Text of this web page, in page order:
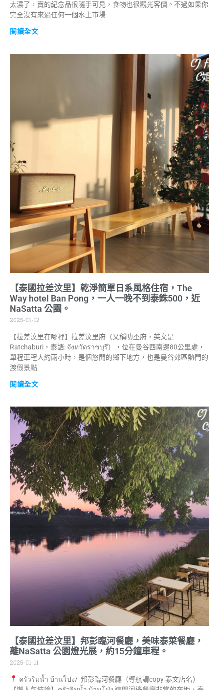
太濃了，賣的紀念品很隨手可見，食物也很觀光客價。不過如果你
完全沒有來過任何一個水上市場
閱讀全文
【泰國拉差汶里】乾淨簡單日系風格住宿，The
Way hotel Ban Pong，一人一晚不到泰銖500，近
NaSatta 公園。
2025-01-12
【拉差汶里在哪裡】拉差汶里府（又稱叻丕府，英文是
Ratchaburi，泰語: จังหวัดราชบุรี），位在曼谷西南邊80公里處，
單程車程大約兩小時，是個悠閒的鄉下地方，也是曼谷郊區熱門的
渡假景點
閱讀全文
【泰國拉差汶里】邦彭臨河餐廳，美味泰菜餐廳，
離NaSatta 公園燈光展，約15分鐘車程。
2025-01-11
ครัวริมน้ำ บ้านโป่ง/ 邦彭臨河餐廳（導航請copy 泰文店名）